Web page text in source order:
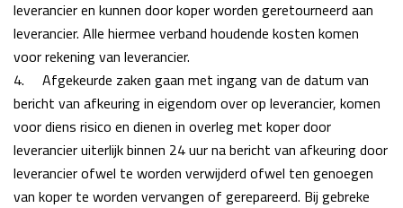
leverancier en kunnen door koper worden geretourneerd aan
leverancier. Alle hiermee verband houdende kosten komen
voor rekening van leverancier.
4.
Afgekeurde zaken gaan met ingang van de datum van
bericht van afkeuring in eigendom over op leverancier, komen
voor diens risico en dienen in overleg met koper door
leverancieruiterlijk binnen 24 uur na bericht van afkeuring door
leverancier ofwel te worden verwijderd ofwel ten genoegen
van koper te worden vervangen of gerepareerd. Bij gebreke